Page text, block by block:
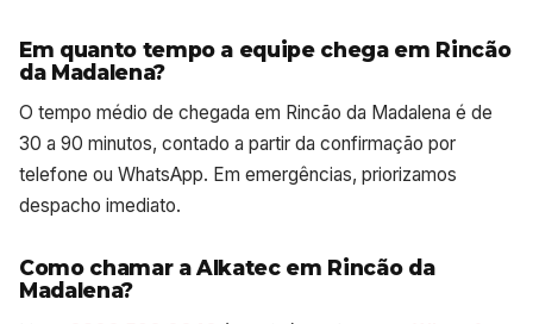
Em quanto tempo a equipe chega em Rincão
da Madalena?
O tempo médio de chegada em Rincão da Madalena é de
30 a 90 minutos, contado a partir da confirmação por
telefone ou WhatsApp. Em emergências, priorizamos
despacho imediato.
Como chamar a Alkatec em Rincão da
Madalena?